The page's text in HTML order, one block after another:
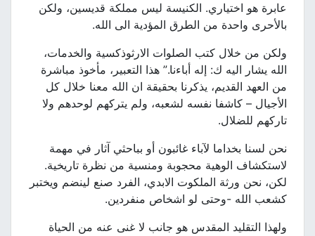
عابرة هو اختياري. الكنيسة ليس مملكة قديسين، ولكن
بالأحرى واحدة من الطرق المؤدية الى الله.
ولكن من خلال كتب الصلوات الارثوذكسية والخدمات،
الله يشار اليه ك: إله أباءنا.” هذا التعبير، مأخوذ مباشرة
من العهد القديم، يذكرنا بحقيقة ان الله معنا خلال كل
الأجيال – كاشفا نفسه لشعبه، ولم يتركهم لوحدهم ولا
تاركهم للضلال.
نحن لسنا بخداما لآباء غائبون أو بباحثي آثار في مهمة
لاستكشاف الوهية محجوبة ومنسية من نظرة تاريخية.
لكن، نحن ورثة الملكوت الابدي، الفرد صنع لينضم ويختبر
كشعب الله -وحتى لو اشخاص منفردين.
ولهذا التقليد المقدس هو جانب لا غنى عنه من الحياة